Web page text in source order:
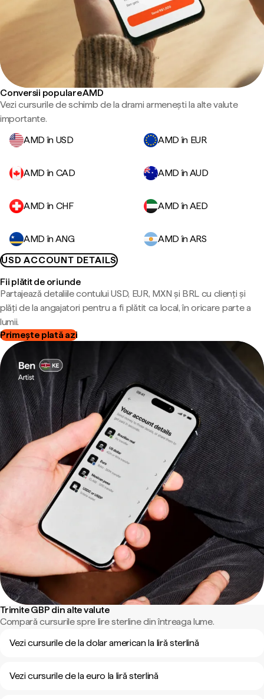
Conversii populare AMD
Vezi cursurile de schimb de la drami armenești la alte valute
importante.
AMD în USD
AMD în EUR
AMD în CAD AMD în AUD
AMD în CHF AMD în AED
AMD în ANG
AMD în ARS
USD ACCOUNT DETAILS
Fii plătit de oriunde
Partajează detaliile contului USD, EUR, MXN și BRL cu clienți și
plăți de la angajatori pentru a fi plătit ca local, în oricare parte a
lumii.
Primește plată azi
Trimite GBP din alte valute
Compară cursurile spre lire sterline din întreaga lume.
Vezi cursurile de la dolar american la liră sterlină
Vezi cursurile de la euro la liră sterlină